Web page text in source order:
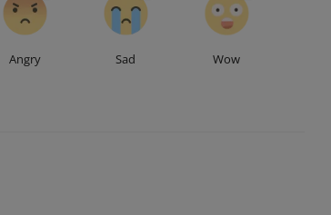
Angry Sad Wow